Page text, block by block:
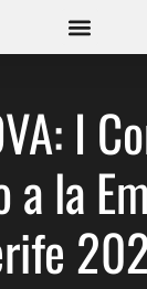
I
a la